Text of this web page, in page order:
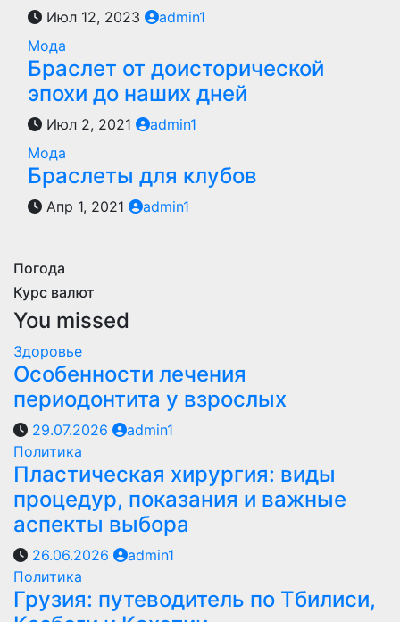
Июл 12, 2023
admin1
Мода
Браслет от доисторической
эпохи до наших дней
Июл 2, 2021
admin1
Мода
Браслеты для клубов
Апр 1, 2021 admin1
Погода
Курс валют
You missed
Здоровье
Особенности лечения
периодонтита у взрослых
29.07.2026
admin1
Политика
Пластическая хирургия: виды
процедур, показания и важные
аспекты выбора
26.06.2026
admin1
Политика
Грузия: путеводитель по Тбилиси,